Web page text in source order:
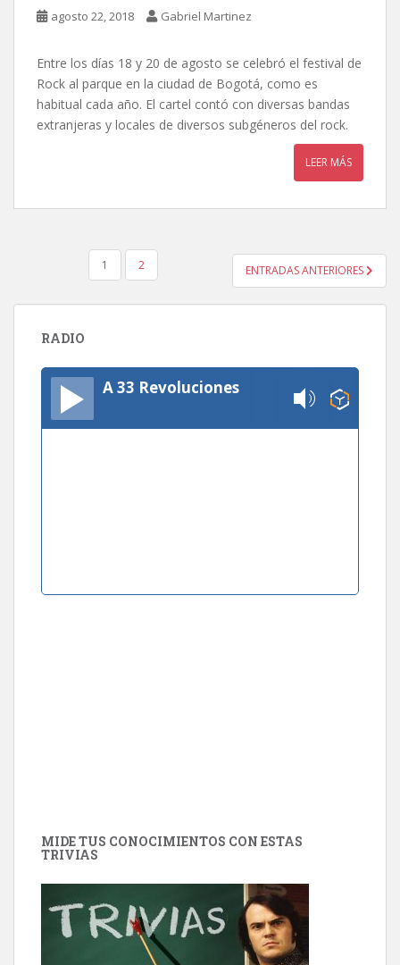
agosto 22, 2018 Gabriel Martinez
Entre los días 18 y 20 de agosto se celebró el festival de
Rock al parque en la ciudad de Bogotá, como es
habitual cada año. El cartel contó con diversas bandas
extranjeras y locales de diversos subgéneros del rock.
LEER MÁS
PAGINACIÓN
ENTRADAS
1 2 ENTRADAS ANTERIORES
RADIO
A 33 Revoluciones
MIDE TUS CONOCIMIENTOS CON ESTAS
TRIVIAS